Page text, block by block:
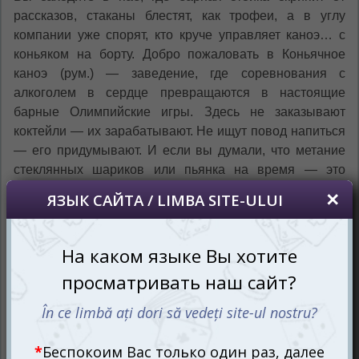
рассказов, стаканы блестят, как трофеи, а в углу
компании уже спорят, кто круче управляет каноэ… с
коньяком на борту. Добро пожаловать в Коньячное
каноэ (рум.) — заведение, где соревнования с
алкоголем в сердце превращаются в настоящие
барные Олимпийские игры. Здесь не заказывают
коктейли — их зарабатывают. Не ищут повод напиться
— его придумывают. И если вы думали, что метание
стеклянных шариков или пьянка на время — это
эпических сражений!
глотке
Коньячное каноэ (рум.) — это быстрая, компактная и
абсолютно безумная настольная игра для шумных
участвуете в соревнованиях, которые балансируют на